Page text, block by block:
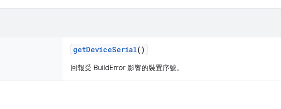
getDeviceSerial()
回報受 BuildError 影響的裝置序號。